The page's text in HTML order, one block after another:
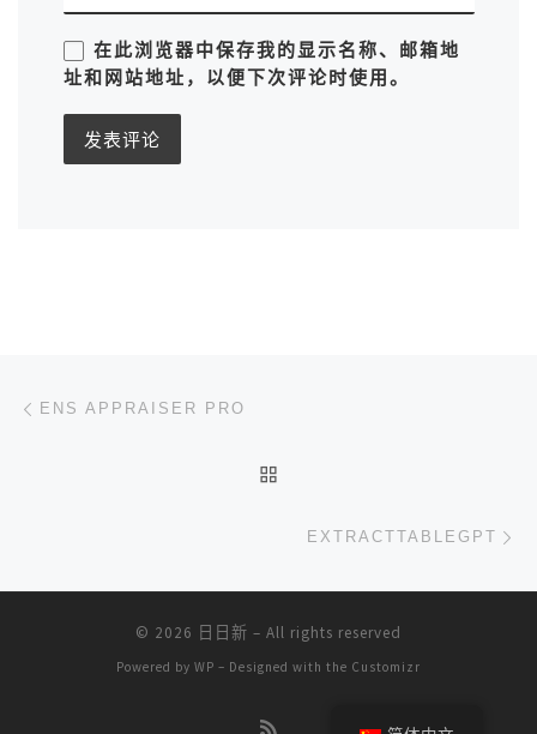
在此浏览器中保存我的显示名称、邮箱地
址和网站地址，以便下次评论时使用。
文章导航
ENS APPRAISER PRO
EXTRACTTABLEGPT
© 2026 日日新 – All rights reserved
Powered by WP – Designed with the Customizr